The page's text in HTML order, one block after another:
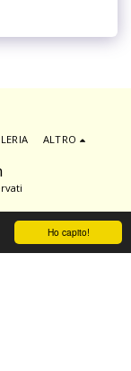
Ho capito!
ALTRO